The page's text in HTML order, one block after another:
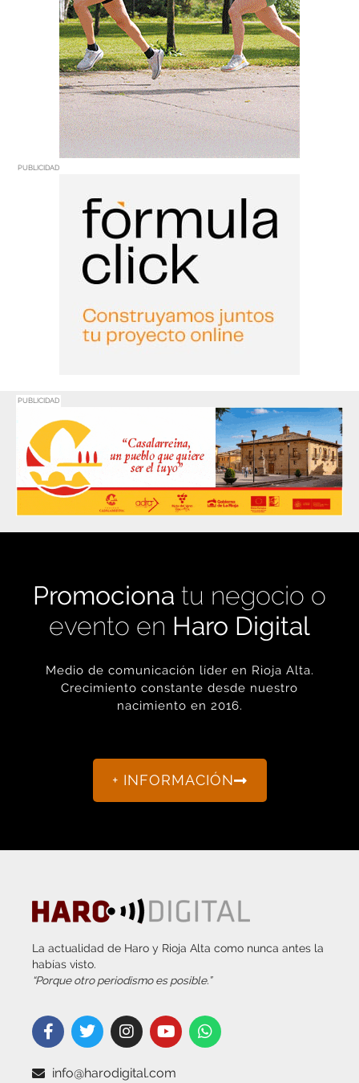
PUBLICIDAD
PUBLICIDAD
Promociona tu negocio o
evento en Haro Digital
Medio de comunicación líder en Rioja Alta.
Crecimiento constante desde nuestro
nacimiento en 2016.
+ INFORMACIÓN
La actualidad de Haro y Rioja Alta como nunca antes la
habías visto.
“Porque otro periodismo es posible.”
info@harodigital.com